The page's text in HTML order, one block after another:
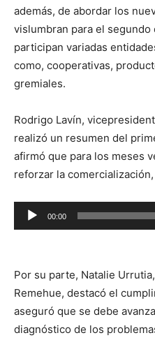
además, de abordar los
vislumbran para el segundo
participan variadas
como, cooperativas,
gremiales.
Rodrigo Lavín,
realizó un resumen del
afirmó que para los meses
reforzar la
Reproductor
de
00:00
Por su parte, Natalie
Remehue, destacó el
aseguró que se debe
diagnóstico de los